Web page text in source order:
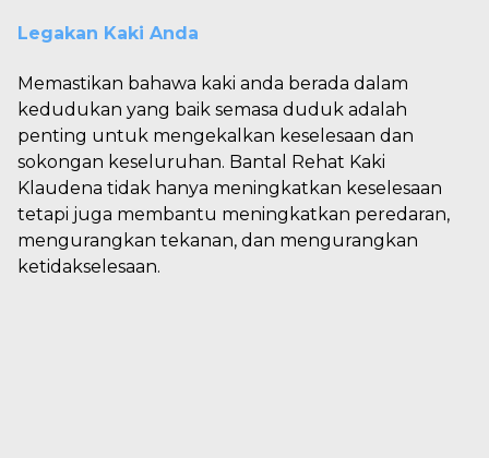
Legakan Kaki Anda
Memastikan bahawa kaki anda berada dalam
kedudukan yang baik semasa duduk adalah
penting untuk mengekalkan keselesaan dan
sokongan keseluruhan. Bantal Rehat Kaki
Klaudena tidak hanya meningkatkan keselesaan
tetapi juga membantu meningkatkan peredaran,
mengurangkan tekanan, dan mengurangkan
ketidakselesaan.